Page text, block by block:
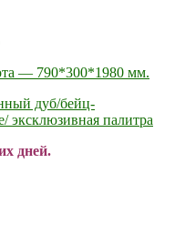
— 790*300*1980 мм.
дуб/бейц-
эксклюзивная палитра
дней.